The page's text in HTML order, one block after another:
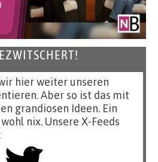
hier weiter unseren
Aber so ist das mit
grandiosen Ideen. Ein
nix. Unsere X-Feeds